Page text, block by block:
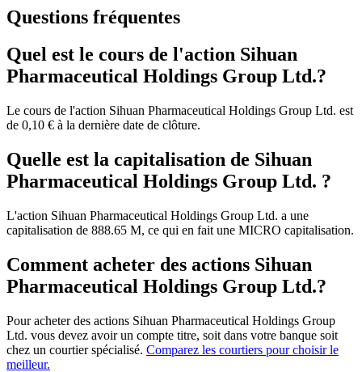
Questions fréquentes
Quel est le cours de l'action Sihuan
Pharmaceutical Holdings Group Ltd.?
Le cours de l'action Sihuan Pharmaceutical Holdings Group Ltd. est
de 0,10 € à la dernière date de clôture.
Quelle est la capitalisation de Sihuan
Pharmaceutical Holdings Group Ltd. ?
L'action Sihuan Pharmaceutical Holdings Group Ltd. a une
capitalisation de 888.65 M, ce qui en fait une MICRO capitalisation.
Comment acheter des actions Sihuan
Pharmaceutical Holdings Group Ltd.?
Pour acheter des actions Sihuan Pharmaceutical Holdings Group
Ltd. vous devez avoir un compte titre, soit dans votre banque soit
chez un courtier spécialisé. Comparez les courtiers pour choisir le
meilleur.